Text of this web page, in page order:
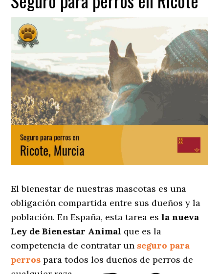
El bienestar de nuestras mascotas es una
obligación compartida entre sus dueños y la
población. En España, esta tarea esla nueva
Ley de Bienestar Animal que es la
competencia de contratar un seguro para
perros para todos los dueños de perros de